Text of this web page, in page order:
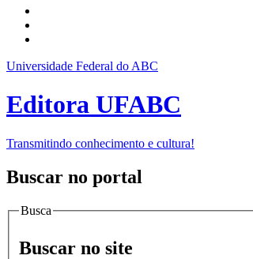
Universidade Federal do ABC
Editora UFABC
Transmitindo conhecimento e cultura!
Buscar no portal
Busca
Buscar no site